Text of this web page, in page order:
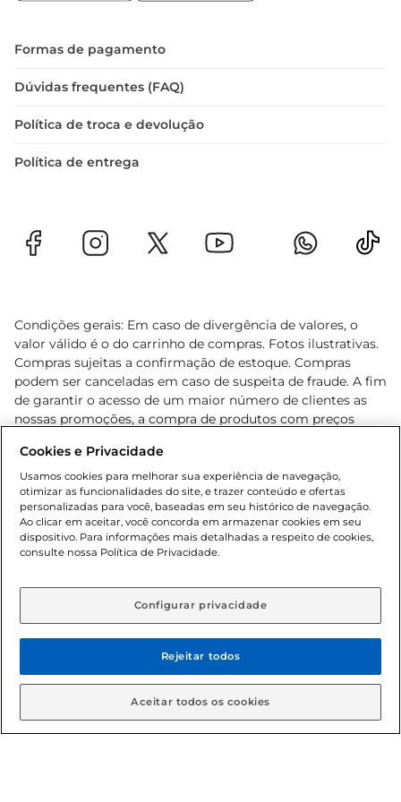
Formas de pagamento
Dúvidas frequentes (FAQ)
Política de troca e devolução
Política de entrega
Condições gerais: Em caso de divergência de valores, o
valor válido é o do carrinho de compras. Fotos ilustrativas.
Compras sujeitas a confirmação de estoque. Compras
podem ser canceladas em caso de suspeita de fraude. A fim
de garantir o acesso de um maior número de clientes as
nossas promoções, a compra de produtos com preços
cliente. Os preços, ofertas e condições são exclusivos para
o e-commerce e válidos durante o dia de hoje, podendo
sofrer alterações sem prévia notificação. Proibida a venda
de bebidas alcoólicas para menores de 18 anos, conforme
Lei n.º 8069/90, art. 81, inciso II (Estatuto da Criança e do
Adolescente). Preços e condições exclusivos para o
aviso prévio. O valor mínimo para as compras on-line é de
© 2026 Copyright. Todos os direitos
reservados Gbarbosa.
Cookies e Privacidade
Usamos cookies para melhorar sua experiência de navegação,
otimizar as funcionalidades do site, e trazer conteúdo e ofertas
personalizadas para você, baseadas em seu histórico de navegação.
Ao clicar em aceitar, você concorda em armazenar cookies em seu
dispositivo. Para informações mais detalhadas a respeito de cookies,
consulte nossa Política de Privacidade.
Configurar privacidade
Rejeitar todos
Aceitar todos os cookies